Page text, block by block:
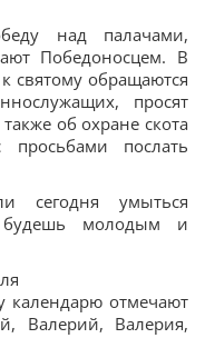
над палачами,
Победоносцем. В
святому обращаются
просят
об охране скота
послать
сегодня умыться
молодым и
календарю отмечают
Валерий, Валерия,